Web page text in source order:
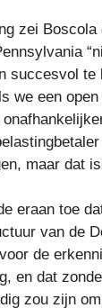
zei Boscola
succesvol te
we een
maar dat
eraan toe
van de
de
en dat
zou zijn